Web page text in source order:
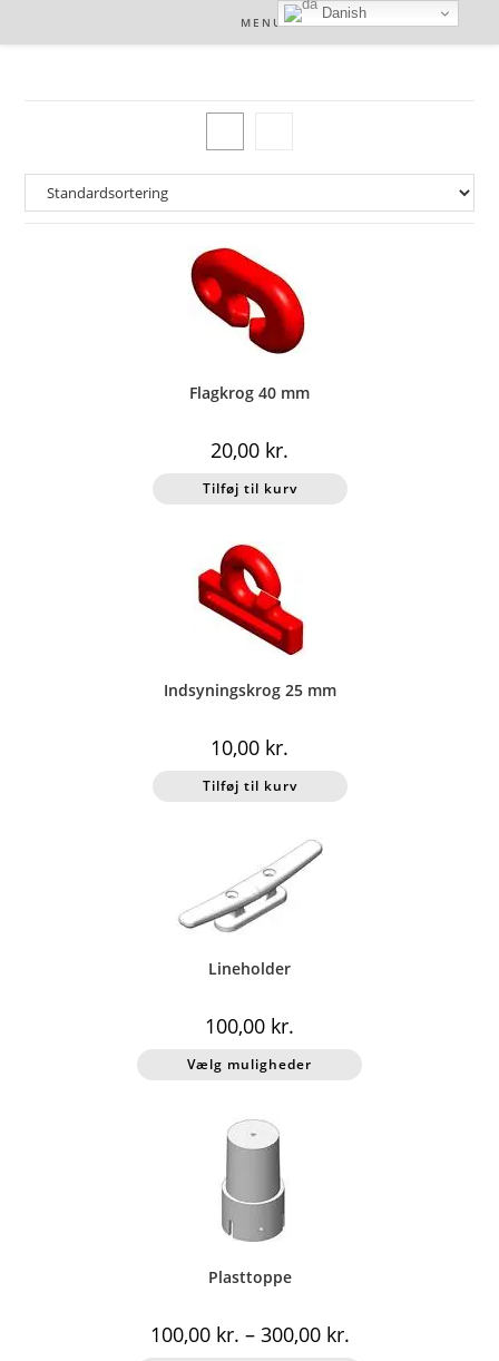
to
MENU
Flagkrog 40 mm
20,00 kr.
Tilføj til kurv
Indsyningskrog 25 mm
10,00 kr.
Tilføj til kurv
Lineholder
100,00 kr.
Vælg muligheder
Plasttoppe
100,00 kr. – 300,00 kr.
Danish